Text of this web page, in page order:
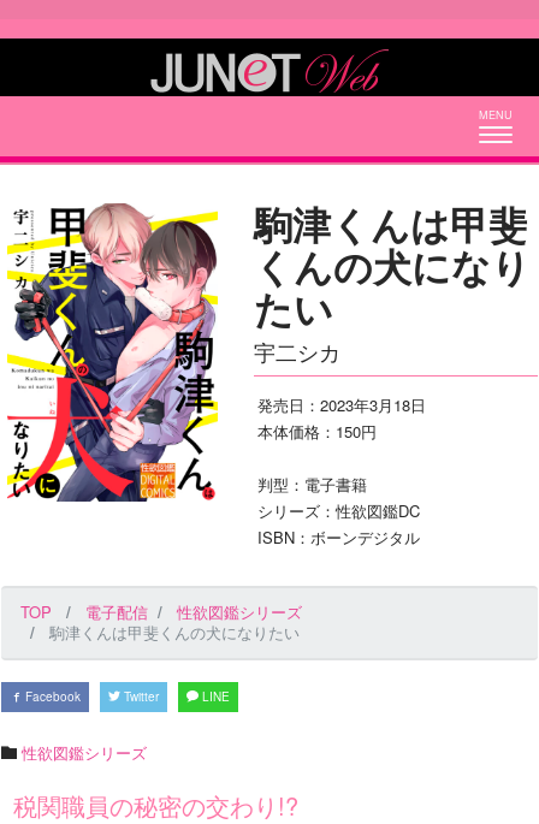
駒津くんは甲斐
くんの犬になり
たい
宇二シカ
発売日：2023年3月18日
本体価格：150円
判型：電子書籍
シリーズ：性欲図鑑DC
ISBN：ボーンデジタル
TOP 電子配信
性欲図鑑シリーズ
駒津くんは甲斐くんの犬になりたい
Facebook Twitter LINE
性欲図鑑シリーズ
税関職員の秘密の交わり!?